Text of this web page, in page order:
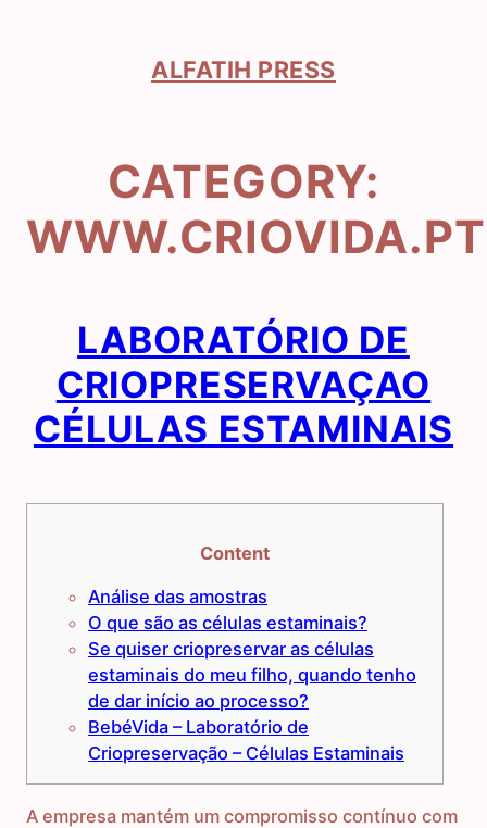
ALFATIH PRESS
CATEGORY:
WWW.CRIOVIDA.PT
LABORATÓRIO DE
CRIOPRESERVAÇAO
CÉLULAS ESTAMINAIS
Content
Análise das amostras
O que são as células estaminais?
Se quiser criopreservar as células
estaminais do meu filho, quando tenho
de dar início ao processo?
BebéVida – Laboratório de
Criopreservação – Células Estaminais
A empresa mantém um compromisso contínuo com